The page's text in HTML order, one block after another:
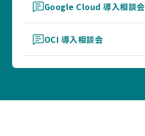
Google Cloud 導入相談会
OCI 導入相談会